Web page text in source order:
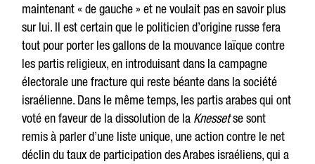
maintenant « de gauche » et ne voulait pas en savoir plus
sur lui. Il est certain que le politicien d’origine russe fera
tout pour porter les gallons de la mouvance laïque contre
les partis religieux, en introduisant dans la campagne
électorale une fracture qui reste béante dans la société
israélienne. Dans le même temps, les partis arabes qui ont
voté en faveur de la dissolution de la Knessetse sont
remis à parler d’une liste unique, une action contre le net
déclin du taux de participation des Arabes israéliens, qui a